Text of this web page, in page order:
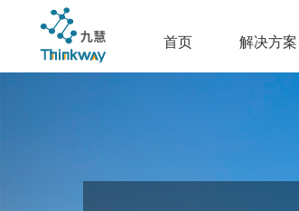
首页 解决方案